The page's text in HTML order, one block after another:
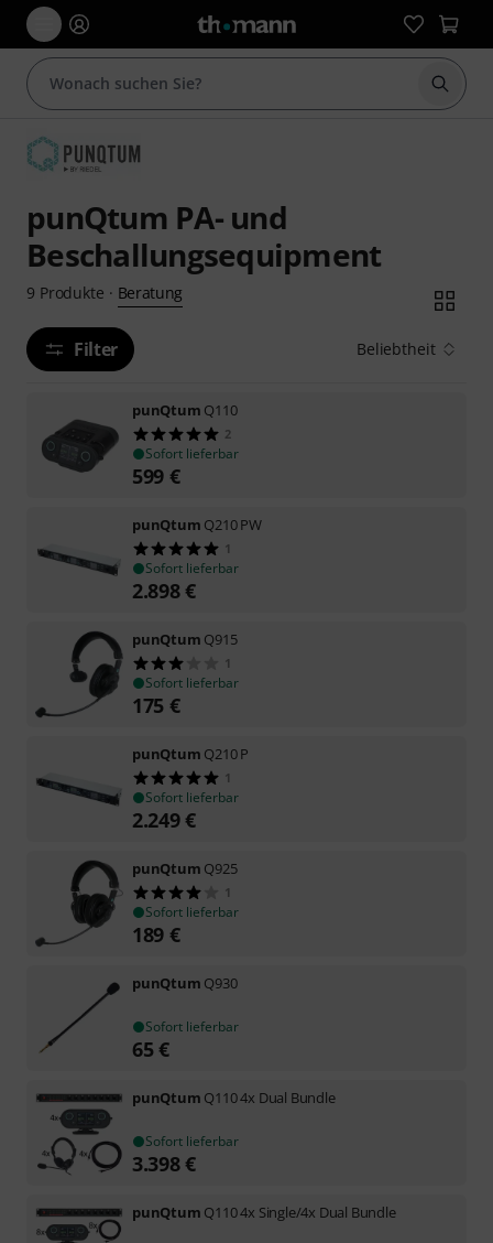
Suche
punQtum PA- und
Beschallungsequipment
9 Produkte · Beratung
Filter Beliebtheit
punQtum Q110
2
Sofort lieferbar
599 €
punQtum Q210 PW
1
Sofort lieferbar
2.898€
punQtum Q915
1
Sofort lieferbar
175 €
punQtum Q210 P
1
Sofort lieferbar
2.249€
punQtum Q925
1
Sofort lieferbar
189 €
punQtum Q930
Sofort lieferbar
65€
punQtum Q110 4x Dual Bundle
Sofort lieferbar
3.398€
punQtum Q110 4x Single/4x Dual Bundle